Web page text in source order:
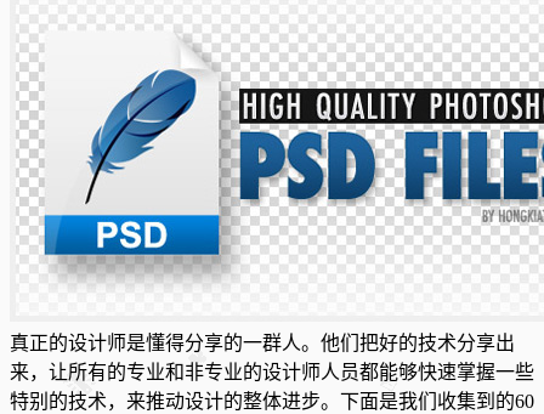
真正的设计师是懂得分享的一群人。他们把好的技术分享出
来，让所有的专业和非专业的设计师人员都能够快速掌握一些
特别的技术，来推动设计的整体进步。下面是我们收集到的60